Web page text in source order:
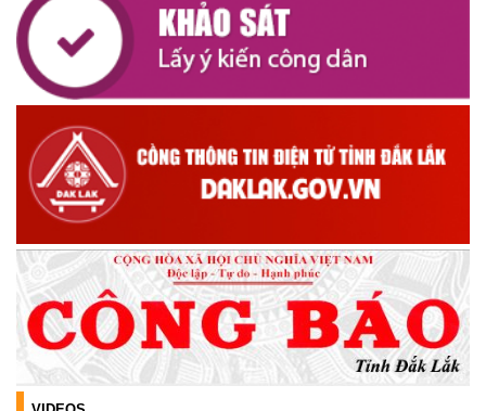
(30/07/2026)
CÔNG KHAI DANH MỤC THỦ TỤC HÀNH CHÍNH THỰC HIỆN
TOÀN TRÌNH THUỘC THẨM QUYỀN GIẢI QUYẾT CỦA UBND XÃ
(30/07/2026)
TẬP HUẤN NÂNG CAO KỸ NĂNG TƯ VẤN KHỞI SỰ KINH DOANH
VÀ ĐIỀU HÀNH HOẠT ĐỘNG NHÓM NĂM 2026
ĐẢNG ỦY XÃ CƯ M’TA CÔNG BỐ CÁC QUYẾT ĐỊNH VỀ CÔNG
TÁC CÁN BỘ
(21/07/2026)